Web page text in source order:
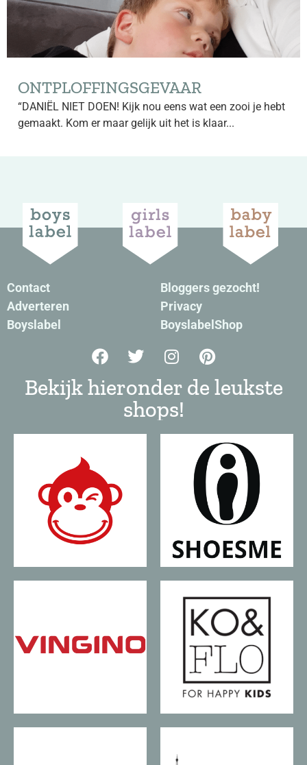
ONTPLOFFINGSGEVAAR
“DANIËL NIET DOEN! Kijk nou eens wat een zooi je hebt
gemaakt. Kom er maar gelijk uit het is klaar...
Contact
Adverteren
Boyslabel
Bloggers gezocht!
Privacy
BoyslabelShop
Bekijk hieronder de leukste
shops!